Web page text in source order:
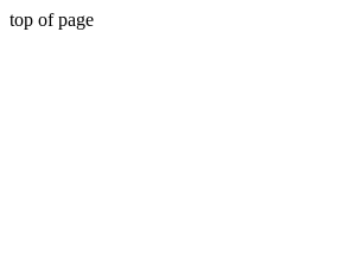
top of page